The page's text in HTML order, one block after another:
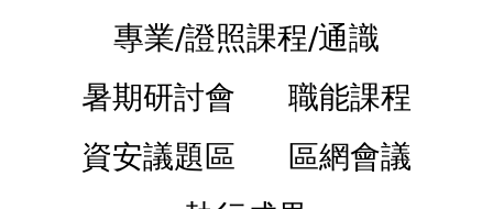
專業/證照課程/通識
暑期研討會
職能課程
資安議題區
區網會議